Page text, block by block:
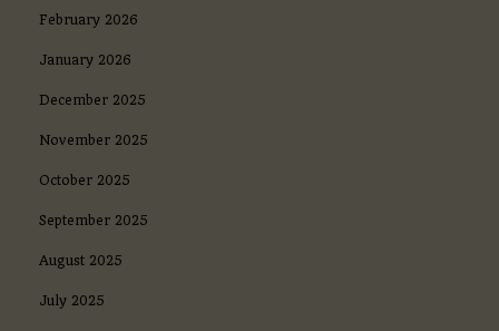
February 2026
January 2026
December 2025
November 2025
October 2025
September 2025
August 2025
July 2025